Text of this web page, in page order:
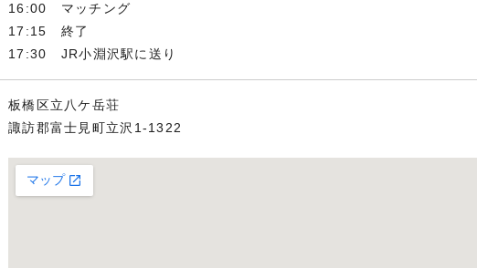
16:00 マッチング
17:15 終了
17:30 JR小淵沢駅に送り
板橋区立八ケ岳荘
諏訪郡富士見町立沢1-1322